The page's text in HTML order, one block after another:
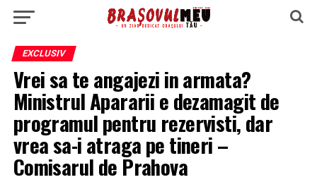
EXCLUSIV
Vrei sa te angajezi in armata?
Ministrul Apararii e dezamagit de
programul pentru rezervisti, dar
vrea sa-i atraga pe tineri –
Comisarul de Prahova